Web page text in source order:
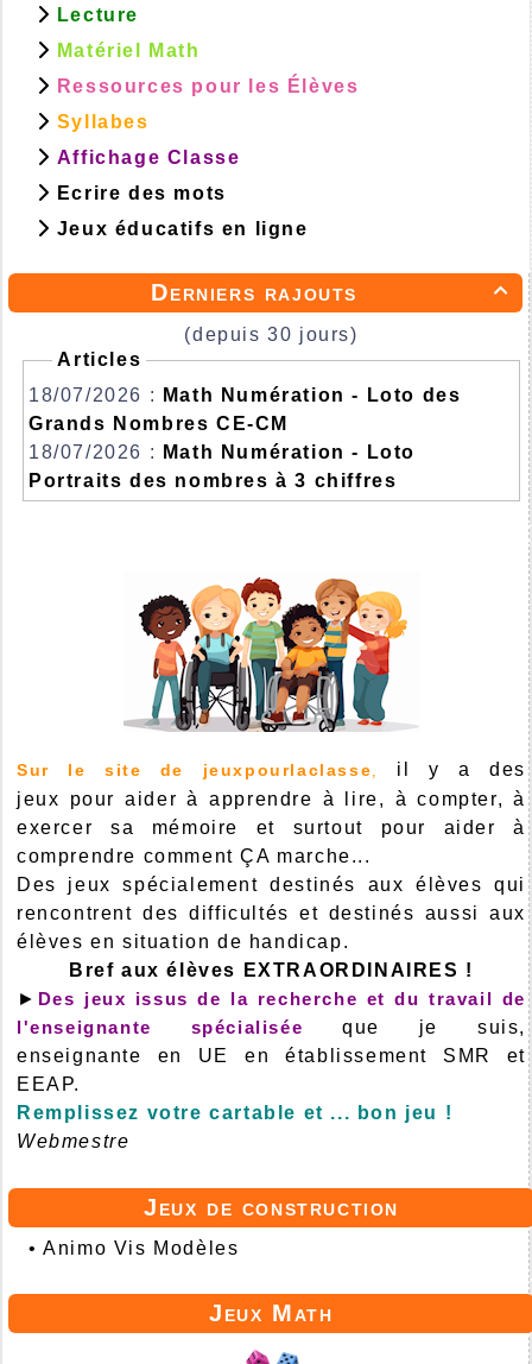

Derniers rajouts
(depuis 30 jours)
Articles
18/07/2026 :
Math Numération - Loto des
Grands Nombres CE-CM
18/07/2026 :
Math Numération - Loto
Portraits des nombres à 3 chiffres
Sur le site de jeuxpourlaclasse,
il y a des
jeux pour aider à apprendre à lire, à compter, à
exercer sa mémoire et surtout pour aider à
comprendre comment ÇA marche...
Des jeux spécialement destinés aux élèves qui
rencontrent des difficultés et destinés aussi aux
élèves en situation de handicap.
Bref aux élèves EXTRAORDINAIRES !
► Des jeux issus de la recherche et du travail de
l'enseignante spécialisée que je suis,
enseignante en UE en établissement SMR et
EEAP.
Remplissez votre cartable et ... bon jeu !
Webmestre
Jeux de construction
•Animo Vis Modèles
Jeux Math
Lecture
Matériel Math
Ressources pour les Élèves
Syllabes
Affichage Classe
Ecrire des mots
Jeux éducatifs en ligne